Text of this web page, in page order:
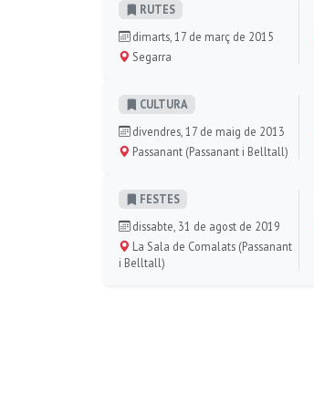
RUTES
dimarts, 17 de març de 2015
Segarra
CULTURA
divendres, 17 de maig de 2013
Passanant (Passanant i Belltall)
FESTES
dissabte, 31 de agost de 2019
La Sala de Comalats (Passanant
i Belltall)